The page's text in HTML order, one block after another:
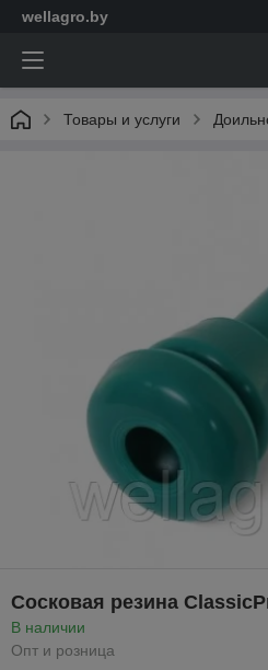
wellagro.by
Товары и услуги
Сосковая резина
В наличии
Опт и розница